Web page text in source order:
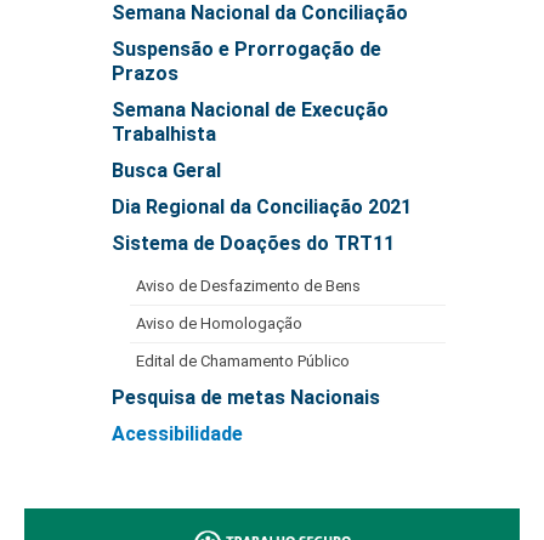
Automação e IA
Governança
Governança de TI
Gestão Estratégica
Governança das Contratações Obras
Rede de Governança Colaborativa
Sites Institucionais
Semana Nacional da Conciliação
Suspensão e Prorrogação de
Prazos
Semana Nacional de Execução
Trabalhista
Busca Geral
Dia Regional da Conciliação 2021
Sistema de Doações do TRT11
Aviso de Desfazimento de Bens
Aviso de Homologação
Edital de Chamamento Público
Pesquisa de metas Nacionais
Acessibilidade